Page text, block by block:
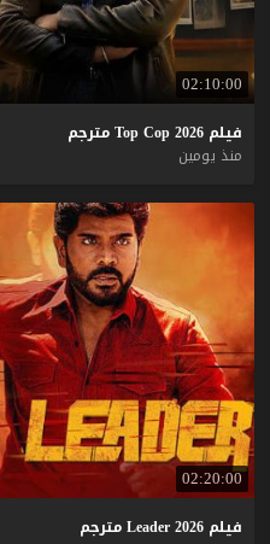
02:10:00
فيلم Top Cop 2026
مترجم
منذ يومين
02:20:00
فيلم Leader 2026
مترجم